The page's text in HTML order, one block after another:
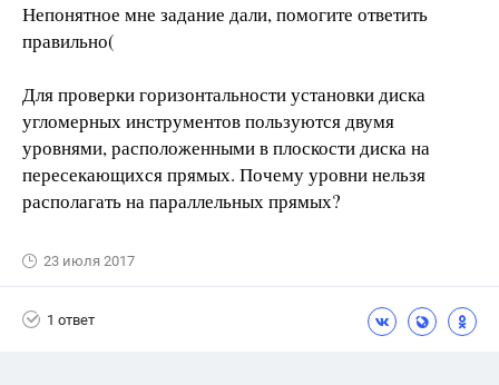
Непонятное мне задание дали, помогите ответить
правильно(
Для проверки горизонтальности установки диска
угломерных инструментов пользуются двумя
уровнями, расположенными в плоскости диска на
пересекающихся прямых. Почему уровни нельзя
располагать на параллельных прямых?
23 июля 2017
1 ответ